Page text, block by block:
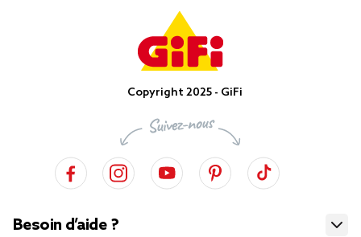
Copyright 2025 - GiFi
Besoin d’aide ?